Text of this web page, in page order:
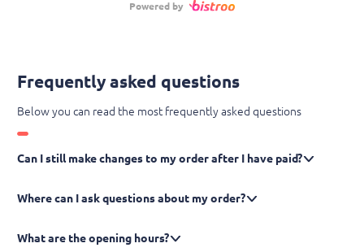
Powered by
Frequently asked questions
Below you can read the most frequently asked questions
Can I still make changes to my order after I have paid?
Where can I ask questions about my order?
What are the opening hours?